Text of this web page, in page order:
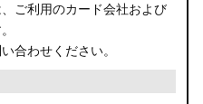
ご利用のカード会社および
合わせください。